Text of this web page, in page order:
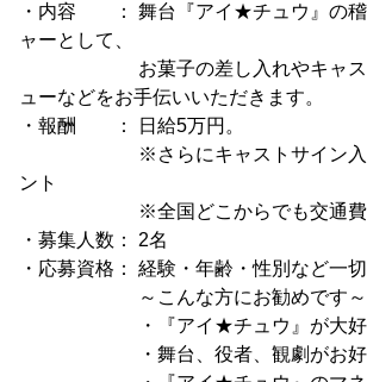
・内容 ： 舞台『アイ★チュウ』の稽
ャーとして、
お菓子の差し入れやキャスト
ューなどをお手伝いいただきます。
・報酬 ： 日給5万円。
※さらにキャストサイン入り
ント
※全国どこからでも交通費
・募集人数： 2名
・応募資格： 経験・年齢・性別など一切
～こんな方にお勧めです～
・『アイ★チュウ』が大好き
・舞台、役者、観劇がお好き